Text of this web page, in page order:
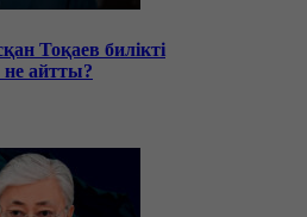
Тоқаев билікті
айтты?